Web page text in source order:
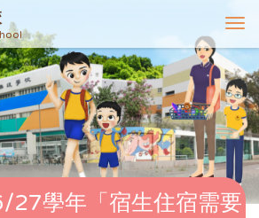
T
o
g
g
l
e
n
v
i
學年「宿生住宿需要